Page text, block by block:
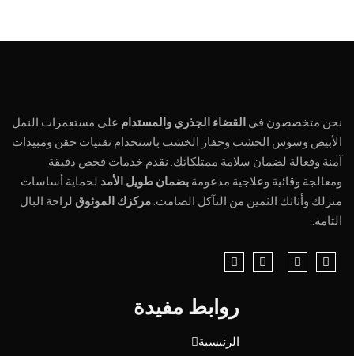
نحن متخصصون في القضاء الجذري والمستدام على مستعمرات النمل
الأبيض وسوس الخشب وحفار الخشب باستخدام تقنيات حقن ومبيدات
آمنة وفعالة لضمان سلامة ممتلكاتك. نقدم خدمات فحص دقيقة
ومعالجة وقائية وعلاجية مدعومة بضمان طويل الأمد لحماية أساسات
منزلك وأثاثك الثمين من التآكل الصامت. مركزك الموثوق لراحة البال
التامة.
روابط مفيدة
الرئيسية